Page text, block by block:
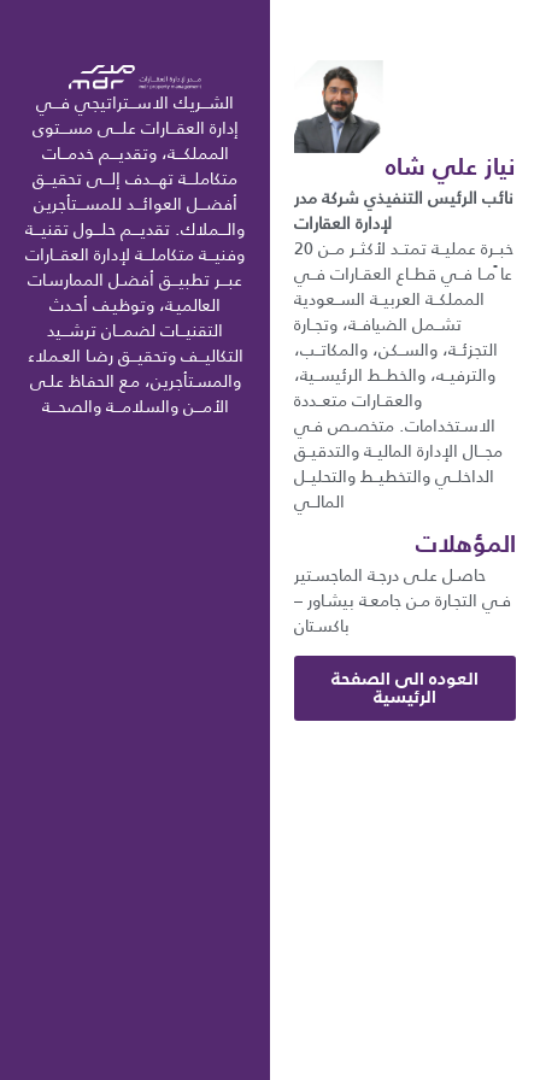
نياز علي شاه
نائب الرئيس التنفيذي شركة مدر
لإدارة العقارات
خبــرة عمليــة تمتــد لأكثــر مــن 20
عا ًمــا فــي قطــاع العقــارات فــي
المملكــة العربيــة الســعودية
تشــمل الضيافــة، وتجــارة
التجزئــة، والســكن، والمكاتــب،
والترفيــه، والخطــط الرئيســية،
والعقــارات متعــددة
الاسـتخدامات. متخصـص فـي
مجـــال الإدارة الماليــة والتدقيــق
الداخلــي والتخطيــط والتحليــل
المالــي
المؤهلات
حاصـل علـى درجـة الماجسـتير
فـي التجـارة مـن جامعـة بيشـاور –
باكسـتان
العوده الى الصفحة
الرئيسية
الشـــريك الاســـتراتيجي فـــي
إدارة العقـــارات علـــى مســـتوى
المملكـــة، وتقديـــم خدمـــات
متكاملـــة تهـــدف إلـــى تحقيـــق
أفضـــل العوائـــد للمســـتأجرين
والـــملاك. تقديـــم حلـــول تقنيـــة
وفنيـــة متكاملـــة لإدارة العقـــارات
عبـــر تطبيـــق أفضـل الممارسـات
العالميـة، وتوظيـف أحـدث
التقنيـــات لضمـــان ترشـــيد
التكاليـــف وتحقيـــق رضـا العـملاء
والمسـتأجرين، مـع الحفـاظ علـى
الأمـــن والسلامـــة والصحـــة